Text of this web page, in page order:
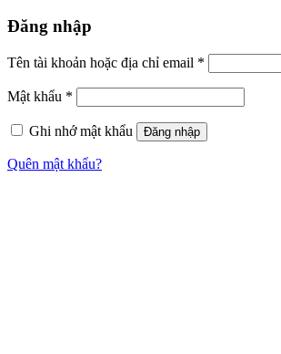
Đăng nhập
Tên tài khoản hoặc địa chỉ email *
Mật khẩu *
Ghi nhớ mật khẩu Đăng nhập
Quên mật khẩu?